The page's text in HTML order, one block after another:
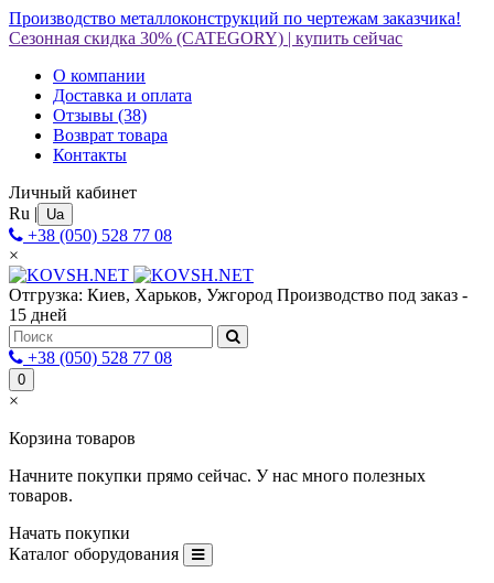
Производство металлоконструкций по чертежам заказчика!
Сезонная скидка 30% (CATEGORY) | купить сейчас
О компании
Доставка и оплата
Отзывы (38)
Возврат товара
Контакты
Личный кабинет
Ru | Ua
+38 (050) 528 77 08
×
Отгрузка: Киев, Харьков, Ужгород Производство под заказ -
15 дней
+38 (050) 528 77 08
0
×
Корзина товаров
Начните покупки прямо сейчас. У нас много полезных
товаров.
Начать покупки
Каталог оборудования